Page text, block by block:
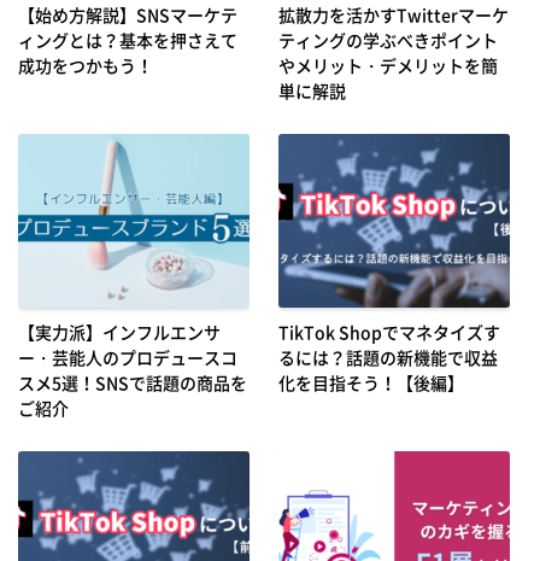
【始め方解説】SNSマーケテ
ィングとは？基本を押さえて
成功をつかもう！
拡散力を活かすTwitterマーケ
ティングの学ぶべきポイント
やメリット・デメリットを簡
単に解説
【実力派】インフルエンサ
ー・芸能人のプロデュースコ
スメ5選！SNSで話題の商品を
ご紹介
TikTok Shopでマネタイズす
るには？話題の新機能で収益
化を目指そう！【後編】